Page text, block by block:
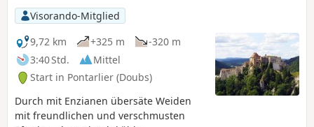
Visorando-Mitglied
9,72 km
+325 m
-320 m
3:40 Std.
Mittel
Start in Pontarlier (Doubs)
Durch mit Enzianen übersäte Weiden
mit freundlichen und verschmusten